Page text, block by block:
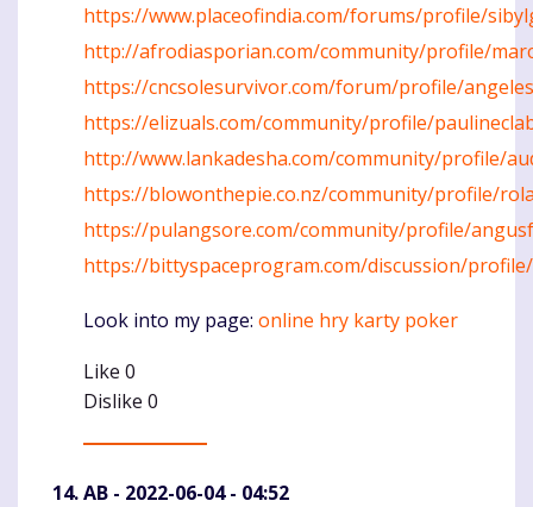
https://www.placeofindia.com/forums/profile/
http://afrodiasporian.com/community/profile/
https://cncsolesurvivor.com/forum/profile/
https://elizuals.com/community/profile/
http://www.lankadesha.com/community/profile/
https://blowonthepie.co.nz/community/profile/
https://pulangsore.com/community/profile/
https://bittyspaceprogram.com/discussion/
Look into my page: online hry karty poker
Like 0
Dislike 0
AB - 2022-06-04 - 04:52